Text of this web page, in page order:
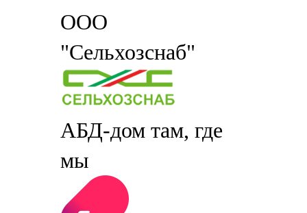
ООО
"Сельхозснаб"
АБД-дом там, где
мы